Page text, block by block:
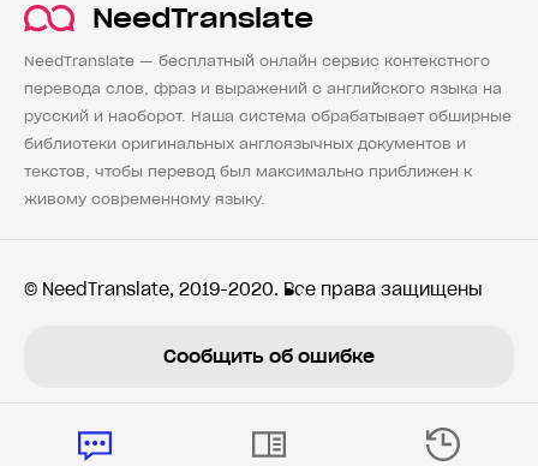
NeedTranslate
NeedTranslate — бесплатный онлайн сервис контекстного
перевода слов, фраз и выражений с английского языка на
русский и наоборот. Наша система обрабатывает обширные
библиотеки оригинальных англоязычных документов и
текстов, чтобы перевод был максимально приближен к
живому современному языку.
© NeedTranslate, 2019-2020. Все права защищены
Сообщить об ошибке